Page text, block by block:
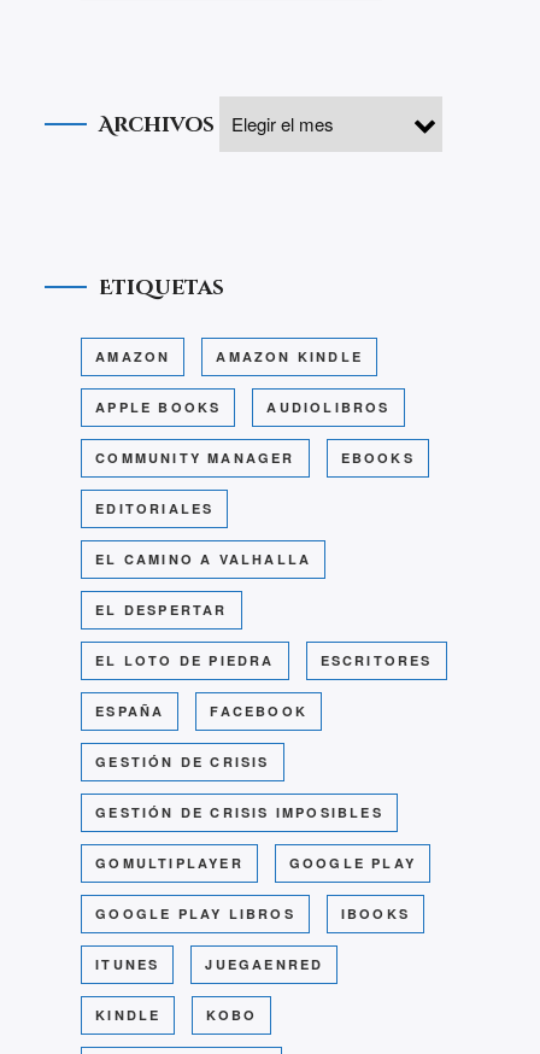
Archivos
Etiquetas
AMAZON AMAZON KINDLE
APPLE BOOKS AUDIOLIBROS
COMMUNITY MANAGER EBOOKS
EDITORIALES
EL CAMINO A VALHALLA
EL DESPERTAR
EL LOTO DE PIEDRA ESCRITORES
ESPAÑA FACEBOOK
GESTIÓN DE CRISIS
GESTIÓN DE CRISIS IMPOSIBLES
GOMULTIPLAYER GOOGLE PLAY
GOOGLE PLAY LIBROS IBOOKS
ITUNES JUEGAENRED
KINDLE KOBO